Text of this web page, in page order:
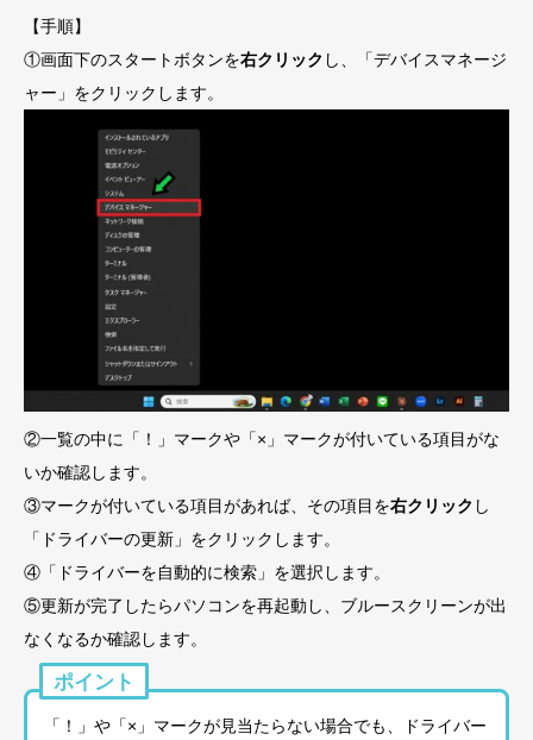
【手順】
①画面下のスタートボタンを右クリック し、「デバイスマネージ
ャー」をクリックします。
②一覧の中に「！」マークや「×」マークが付いている項目がな
いか確認します。
③マークが付いている項目があれば、その項目を右クリック し
「ドライバーの更新」をクリックします。
④「ドライバーを自動的に検索」を選択します。
⑤更新が完了したらパソコンを再起動し、ブルースクリーンが出
なくなるか確認します。
ポイント
「！」や「×」マークが見当たらない場合でも、ドライバー